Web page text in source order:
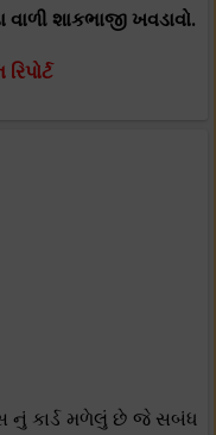
વાળી શાકભાજી ખવડાવો.
નું કાર્ડ મળેલું છે જે સબંધ